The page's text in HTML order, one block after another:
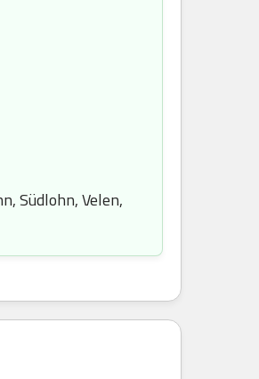
Südlohn, Velen,